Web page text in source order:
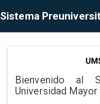
Sistema
Bienvenido al
Universidad Mayor